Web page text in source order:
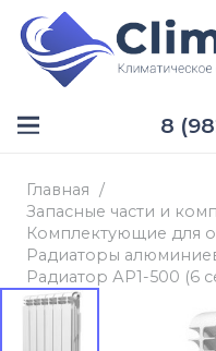
8
Главная /
Запасные части и
Комплектующие для
Радиаторы
Радиатор АР1-500 (6